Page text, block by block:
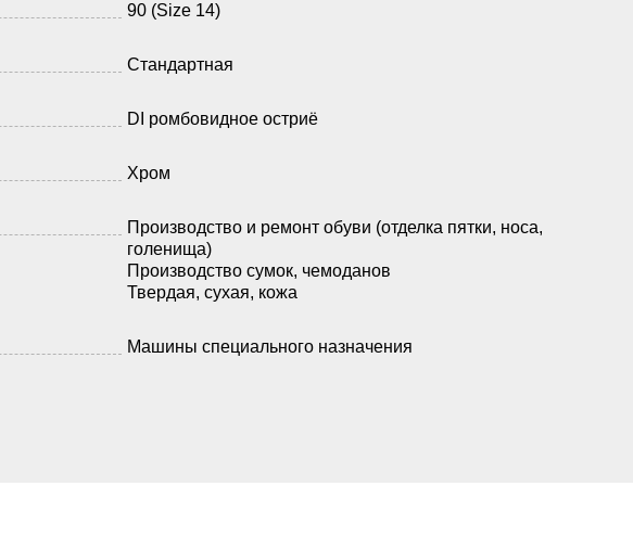
90 (Size 14)
Стандартная
DI ромбовидное остриё
Хром
Производство и ремонт обуви (отделка пятки, носа,
голенища)
Производство сумок, чемоданов
Твердая, сухая, кожа
Машины специального назначения